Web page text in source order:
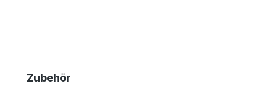
Produktgalerie überspringen
Zubehör